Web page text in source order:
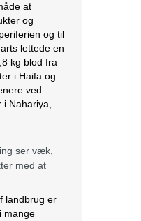
ved
Nahariya,
ser væk,
med at
er
der ligger i
i Nigeria. I
kristne
militante.
det som
bruger